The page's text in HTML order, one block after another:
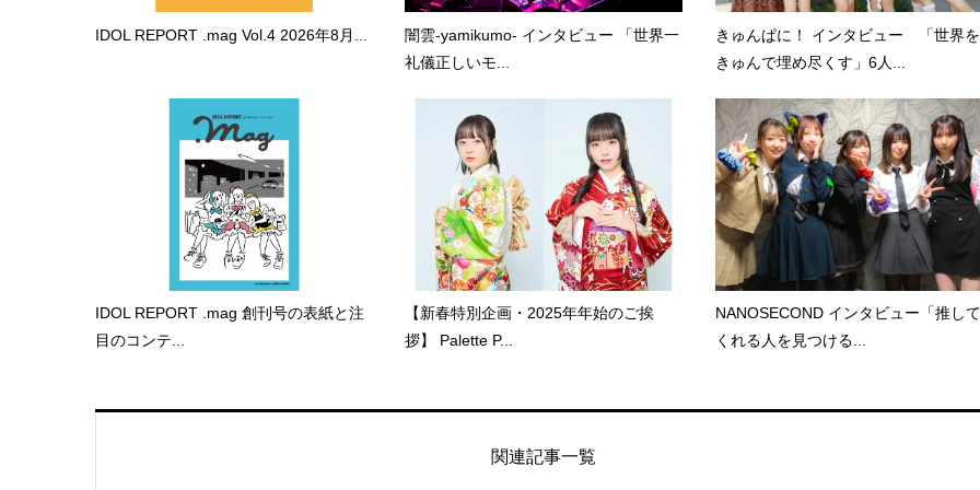
IDOL REPORT .mag Vol.4 2026年8月...
闇雲-yamikumo- インタビュー 「世界一
礼儀正しいモ...
きゅんぱに！ インタビュー 「世界を
きゅんで埋め尽くす」6人...
IDOL REPORT .mag 創刊号の表紙と注
目のコンテ...
【新春特別企画・2025年年始のご挨
拶】 Palette P...
NANOSECOND インタビュー「推して
くれる人を見つける...
関連記事一覧